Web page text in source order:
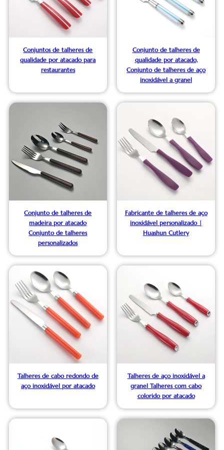
Conjuntos de talheres de
qualidade por atacado para
restaurantes
Conjunto de talheres de
qualidade por atacado,
Conjunto de talheres de aço
inoxidável a granel
Conjunto de talheres de
madeira por atacado
Conjunto de talheres
personalizados
Fabricante de talheres de aço
inoxidável personalizado |
Huashun Cutlery
Talheres de cabo redondo de
aço inoxidável por atacado
Talheres de aço inoxidável a
granel Talheres com cabo
colorido por atacado